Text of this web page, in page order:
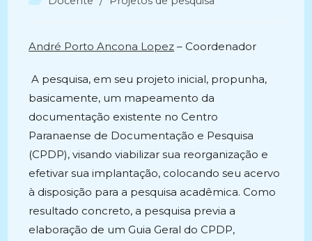
André Porto Ancona Lopez – Coordenador
A pesquisa, em seu projeto inicial, propunha,
basicamente, um mapeamento da
documentação existente no Centro
Paranaense de Documentação e Pesquisa
(CPDP), visando viabilizar sua reorganização e
efetivar sua implantação, colocando seu acervo
à disposição para a pesquisa acadêmica. Como
resultado concreto, a pesquisa previa a
elaboração de um Guia Geral do CPDP,